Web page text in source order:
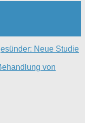
Neue Studie
von